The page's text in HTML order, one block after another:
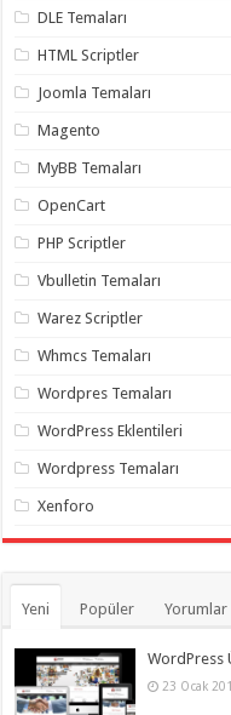
taşımacılık,
gaziantep
organizasyon
gaziantep
organizasyon,
gaziantep
organizasyon
gaziantep
gaziantep
gaziantep
gaziantep
twitter
hilesi ,
takipçi
instagram
hilesi ,
DLE Temaları
HTML Scriptler
Joomla Temaları
Magento
MyBB Temaları
OpenCart
PHP Scriptler
Vbulletin Temaları
Warez Scriptler
Whmcs Temaları
Wordpres Temaları
WordPress Eklentileri
Wordpress Temaları
Xenforo
Yeni Popüler Yorumlar
WordPress
23 Ocak